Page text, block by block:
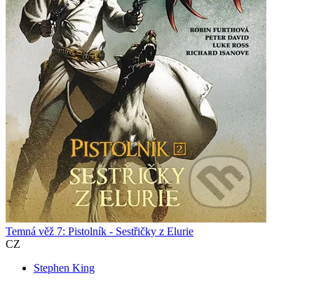
Temná věž 7: Pistolník - Sestřičky z Elurie
CZ
Stephen King